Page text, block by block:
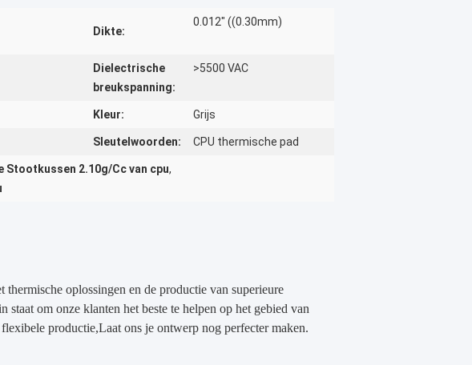
Dikte:
0.012" ((0.30mm)
Dielectrische
breukspanning:
>5500 VAC
Kleur: Grijs
Sleutelwoorden: CPU thermische pad
Stootkussen 2.10g/Cc van cpu,
oplossingen en de productie van superieure
om onze klanten het beste te helpen op het gebied van
productie,Laat ons je ontwerp nog perfecter maken.